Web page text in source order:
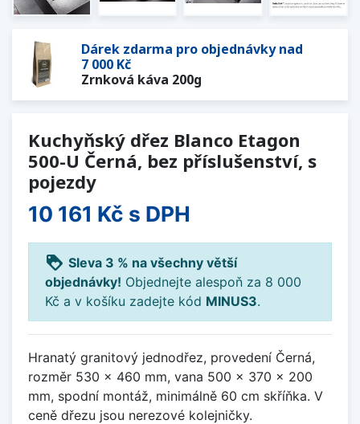
Dárek zdarma pro objednávky nad
7 000 Kč
Zrnková káva 200g
Kuchyňský dřez Blanco Etagon
500-U Černá, bez příslušenství, s
pojezdy
10 161 Kč s DPH
loyalty Sleva 3 % na všechny větší
objednávky! Objednejte alespoň za 8 000
Kč a v košíku zadejte kód MINUS3.
Hranatý granitový jednodřez, provedení Černá,
rozměr 530 x 460 mm, vana 500 x 370 x 200
mm, spodní montáž, minimálně 60 cm skříňka. V
ceně dřezu jsou nerezové kolejničky.